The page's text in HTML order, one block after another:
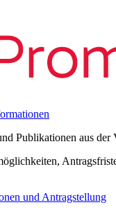
Publikationen aus
und Antragstellung